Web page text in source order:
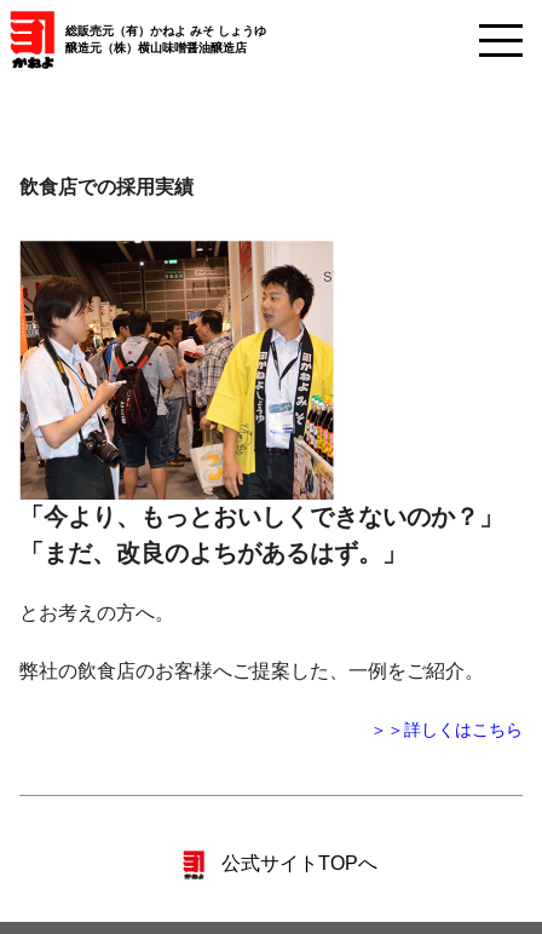
総販売元（有）かねよ みそ しょうゆ
醸造元（株）横山味噌醤油醸造店
飲食店での採用実績
「今より、もっとおいしくできないのか？」
「まだ、改良のよちがあるはず。」
とお考えの方へ。
弊社の飲食店のお客様へご提案した、一例をご紹介。
＞＞詳しくはこちら
公式サイトTOPへ